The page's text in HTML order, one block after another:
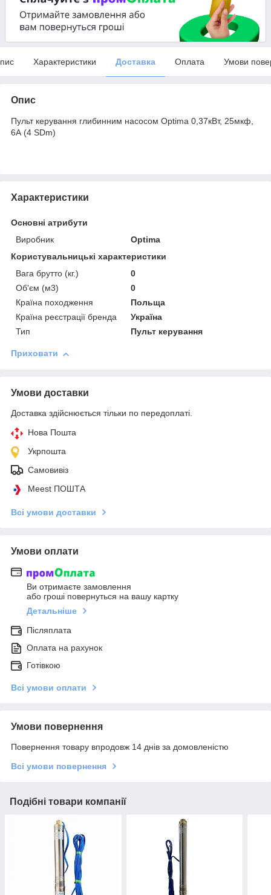
Характеристики Доставка Оплата Умови
Опис
Пульт керування глибинним насосом Optima 0,37кВт, 25мкф,
6А (4 SDm)
Характеристики
Основні атрибути
Виробник
Optima
Користувальницькі характеристики
Вага брутто (кг.)
0
Об'єм (м3)
0
Країна походження
Польща
Країна реєстрації бренда
Україна
Тип
Пульт керування
Приховати
Умови доставки
Доставка здійснюється тільки по передоплаті.
Нова Пошта
Укрпошта
Самовивіз
Meest ПОШТА
Всі умови доставки
Умови оплати
Ви отримаєте замовлення
або гроші повернуться на вашу картку
Детальніше
Післяплата
Оплата на рахунок
Готівкою
Всі умови оплати
Умови повернення
Повернення товару впродовж 14 днів за домовленістю
Всі умови повернення
Подібні товари компанії